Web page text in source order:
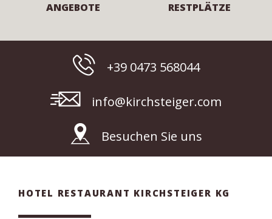
ANGEBOTE RESTPLÄTZE
+39 0473 568044
info@kirchsteiger.com
Besuchen Sie uns
HOTEL RESTAURANT KIRCHSTEIGER KG